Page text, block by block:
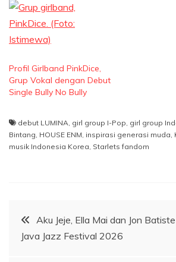
Profil Girlband PinkDice,
Grup Vokal dengan Debut
Single Bully No Bully
debut LUMINA, girl group I-Pop, girl group
Bintang, HOUSE ENM, inspirasi generasi muda,
musik Indonesia Korea, Starlets fandom
Navigasi
pos
Aku Jeje, Ella Mai dan Jon
Java Jazz Festival 2026